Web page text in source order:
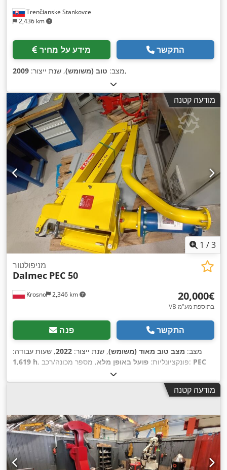
Trenčianske Stankovce
2,436 km
מידע על מחיר התקשר
מצב: טוב (משומש), שנת ייצור: 2009 ,
מודעה קטנה
1 /3
Krosno 2,346 km
מניפולטור
Dalmec PEC 50
‏20,000 ‏€
VB בתוספת מע"מ
פנה התקשר
מצב: מצב טוב מאוד (משומש), שנת ייצור: 2022, שעות עבודה:
1,619 h
, פונקציונליות: פועל באופן מלא , מספר מכונה/רכב: PEC
, רוחב כולל:
כולל:1,000 מ"מ , סוג זרם כניסה:תלת פאזי, מתח כניסה: 400 V,
מודעה קטנה